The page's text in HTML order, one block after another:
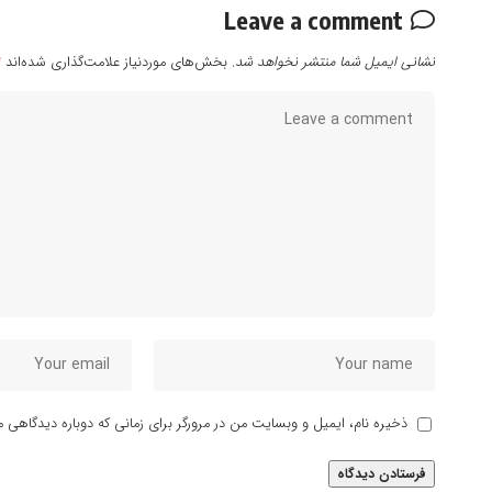
Leave a comment
نشانی ایمیل شما منتشر نخواهد شد. بخش‌های موردنیاز علامت‌گذاری شده‌اند
ذخیره نام، ایمیل و وبسایت من در مرورگر برای زمانی که دوباره